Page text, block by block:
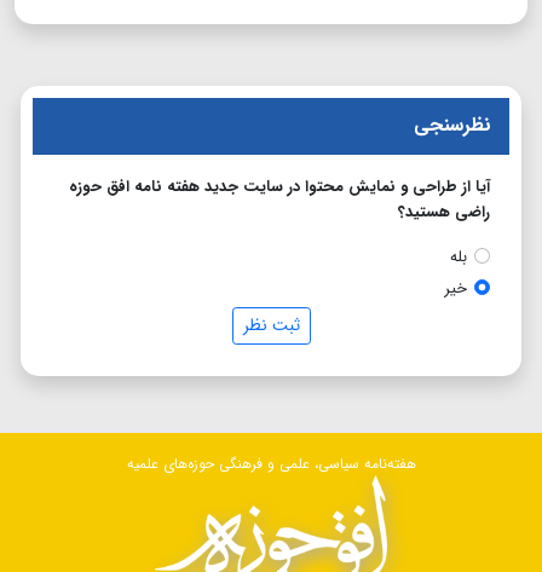
نظرسنجی
آیا از طراحی و نمایش محتوا در سایت جدید هفته نامه افق حوزه
راضی هستید؟
بله
خیر
ثبت نظر
هفته‌نامه سیاسی، علمی و فرهنگی حوزه‌های علمیه